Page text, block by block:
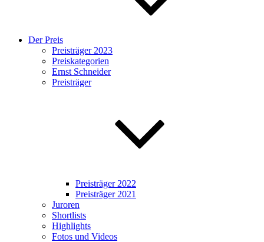
Der Preis
Preisträger 2023
Preiskategorien
Ernst Schneider
Preisträger
Preisträger 2022
Preisträger 2021
Juroren
Shortlists
Highlights
Fotos und Videos